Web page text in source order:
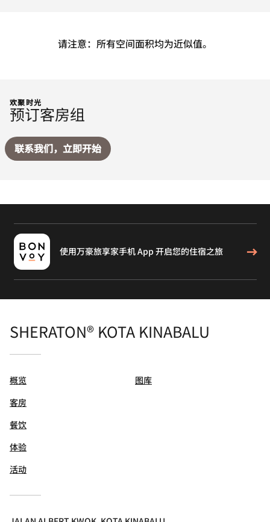
请注意：所有空间面积均为近似值。
欢聚时光
预订客房组
联系我们，立即开始
使用万豪旅享家手机 App 开启您的住宿之旅
SHERATON® KOTA KINABALU
概览
客房
餐饮
体验
活动
图库